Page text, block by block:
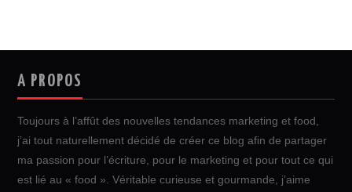
A PROPOS
Toujours à l’affût des nouvelles tendances marketing et food,
j’ai tout naturellement décidé de créer ce blog afin de partager
ma passion pour l’écriture, pour le marketing et pour tout ce qui
est lié au « food ». Véritable curieuse et gourmande, j’aime